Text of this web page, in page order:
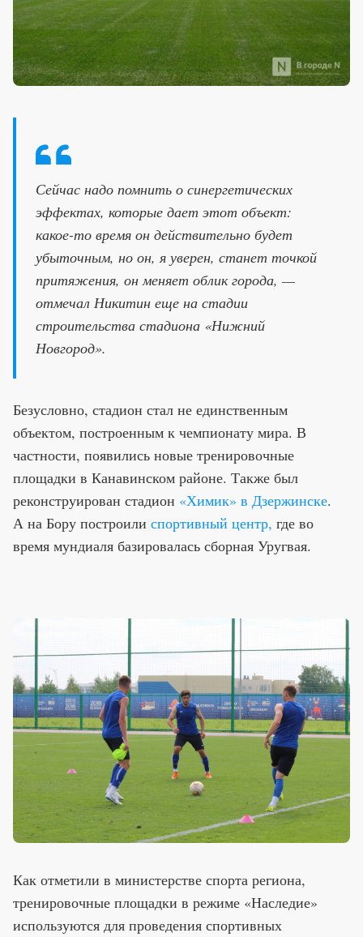
Сейчас надо помнить о синергетических
эффектах, которые дает этот объект:
какое-то время он действительно будет
убыточным, но он, я уверен, станет точкой
притяжения, он меняет облик города, —
отмечал Никитин еще на стадии
строительства стадиона «Нижний
Новгород».
Безусловно, стадион стал не единственным
объектом, построенным к чемпионату мира. В
частности, появились новые тренировочные
площадки в Канавинском районе. Также был
реконструирован стадион «Химик» в Дзержинске.
А на Бору построили спортивный центр, где во
время мундиаля базировалась сборная Уругвая.
Как отметили в министерстве спорта региона,
тренировочные площадки в режиме «Наследие»
используются для проведения спортивных